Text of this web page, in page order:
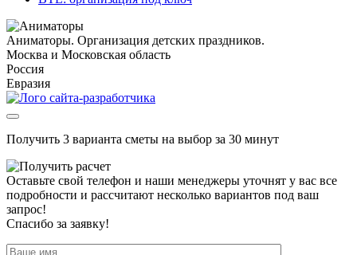
Аниматоры. Организация детских праздников.
Москва и Московская область
Россия
Евразия
Получить 3 варианта сметы на выбор за 30 минут
Оставьте свой телефон и наши менеджеры уточнят у вас все
подробности и рассчитают несколько вариантов под ваш
запрос!
Спасибо за заявку!